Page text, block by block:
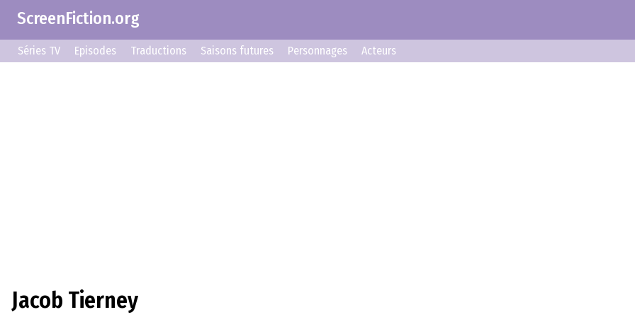
ScreenFiction.org
Séries TV Episodes Traductions Saisons futures Personnages Acteurs
Jacob Tierney